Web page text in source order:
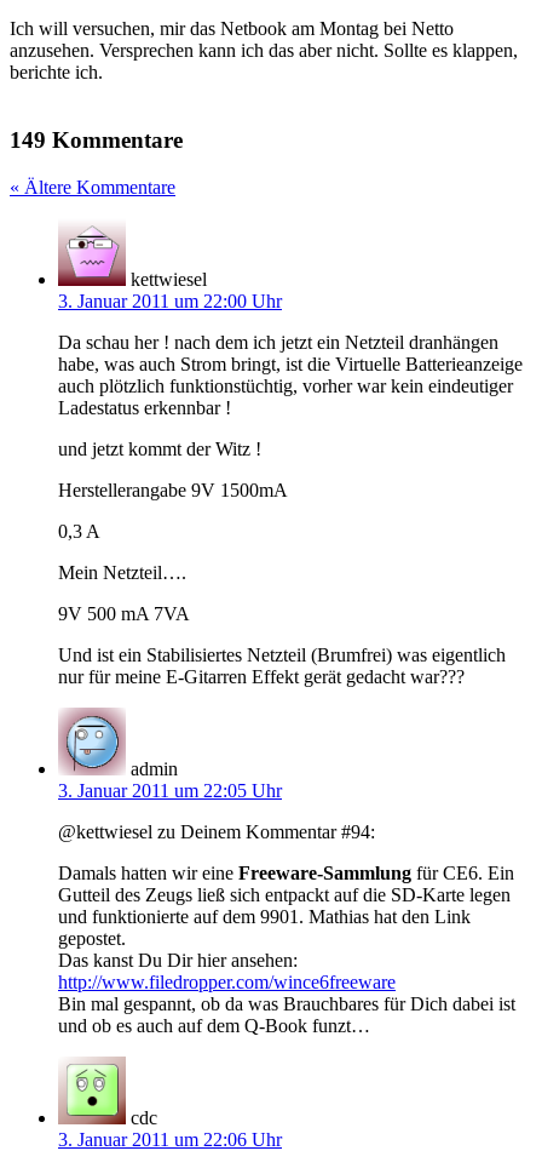
Ich will versuchen, mir das Netbook am Montag bei Netto
anzusehen. Versprechen kann ich das aber nicht. Sollte es klappen,
berichte ich.
149 Kommentare
« Ältere Kommentare
kettwiesel
3. Januar 2011 um 22:00 Uhr
Da schau her ! nach dem ich jetzt ein Netzteil dranhängen
habe, was auch Strom bringt, ist die Virtuelle Batterieanzeige
auch plötzlich funktionstüchtig, vorher war kein eindeutiger
Ladestatus erkennbar !
und jetzt kommt der Witz !
Herstellerangabe 9V 1500mA
0,3 A
Mein Netzteil….
9V 500 mA 7VA
Und ist ein Stabilisiertes Netzteil (Brumfrei) was eigentlich
nur für meine E-Gitarren Effekt gerät gedacht war???
admin
3. Januar 2011 um 22:05 Uhr
@kettwiesel zu Deinem Kommentar #94:
Damals hatten wir eine Freeware-Sammlung für CE6. Ein
Gutteil des Zeugs ließ sich entpackt auf die SD-Karte legen
und funktionierte auf dem 9901. Mathias hat den Link
gepostet.
Das kanst Du Dir hier ansehen:
http://www.filedropper.com/wince6freeware
Bin mal gespannt, ob da was Brauchbares für Dich dabei ist
und ob es auch auf dem Q-Book funzt…
cdc
3. Januar 2011 um 22:06 Uhr